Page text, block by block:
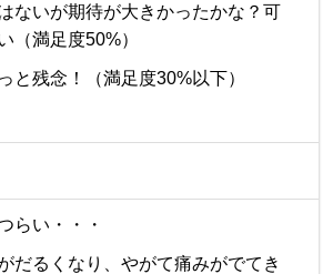
が期待が大きかったかな？可
（満足度50%）
！（満足度30%以下）
らい・・・
だるくなり、やがて痛みがでてき